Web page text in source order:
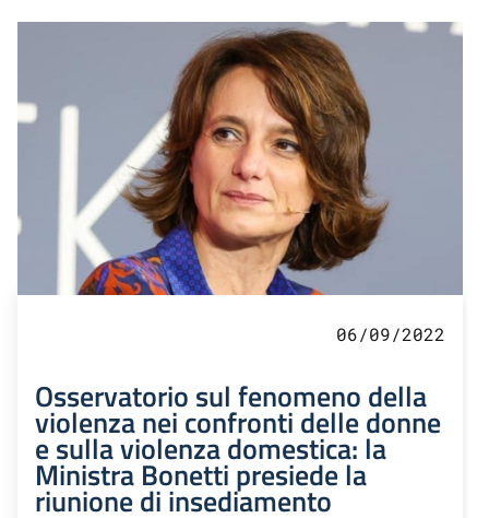
06/09/2022
Osservatorio sul fenomeno della
violenza nei confronti delle donne
e sulla violenza domestica: la
Ministra Bonetti presiede la
riunione di insediamento